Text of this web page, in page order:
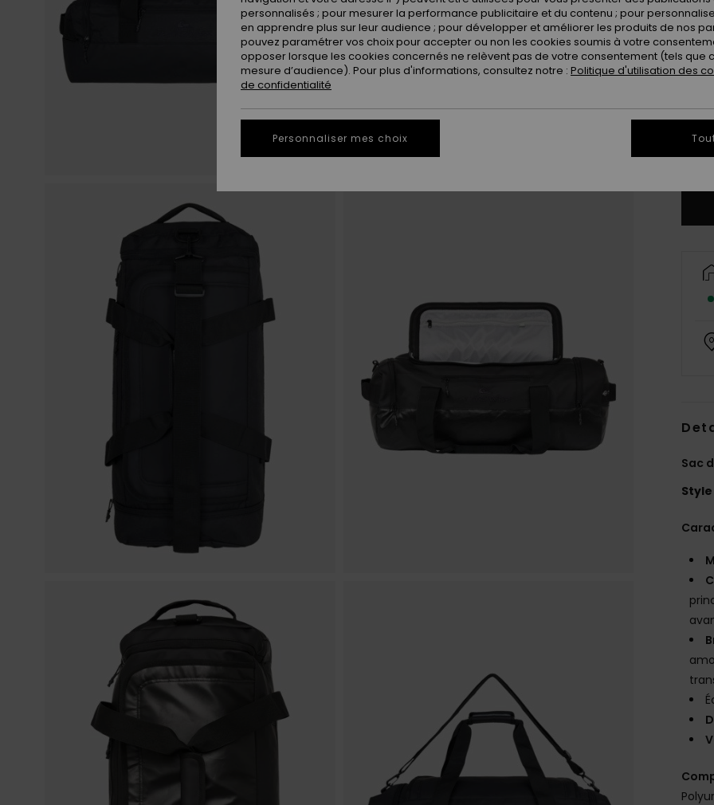
Sac
Style
personnalisés ; pour mesurer la performance publicitaire et du contenu ; pour
en apprendre plus sur leur audience ; pour développer et améliorer les produits de nos
pouvez paramétrer vos choix pour accepter ou non les cookies soumis à votre
opposer lorsque les cookies concernés ne relèvent pas de votre consentement (tels que
mesure d’audience). Pour plus d'informations, consultez notre : Politique d'utilisation des
de confidentialité
Personnaliser mes choix